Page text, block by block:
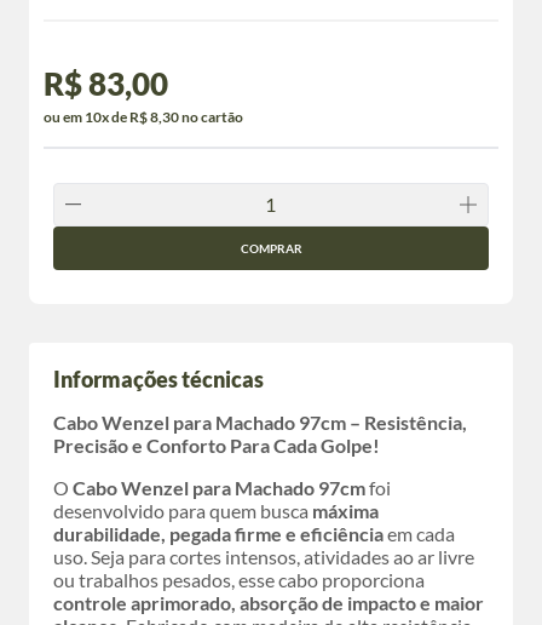
R$ 83,00
ou em 10x de R$ 8,30 no cartão
COMPRAR
Informações técnicas
Cabo Wenzel para Machado 97cm – Resistência,
Precisão e Conforto Para Cada Golpe!
O Cabo Wenzel para Machado 97cmfoi
desenvolvido para quem busca máxima
durabilidade, pegada firme e eficiênciaem cada
uso. Seja para cortes intensos, atividades ao ar livre
ou trabalhos pesados, esse cabo proporciona
controle aprimorado, absorção de impacto e maior